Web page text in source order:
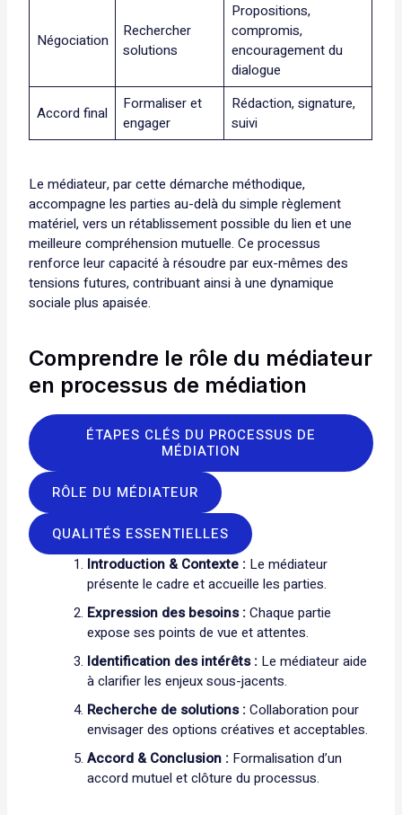
Négociation
Rechercher
solutions
Propositions,
compromis,
encouragement du
dialogue
Accord final
Formaliser et
engager
Rédaction, signature,
suivi
Le médiateur, par cette démarche méthodique,
accompagne les parties au-delà du simple règlement
matériel, vers un rétablissement possible du lien et une
meilleure compréhension mutuelle. Ce processus
renforce leur capacité à résoudre par eux-mêmes des
tensions futures, contribuant ainsi à une dynamique
sociale plus apaisée.
Comprendre le rôle du médiateur
en processus de médiation
ÉTAPES CLÉS DU PROCESSUS DE
MÉDIATION
RÔLE DU MÉDIATEUR
QUALITÉS ESSENTIELLES
Introduction & Contexte : Le médiateur
présente le cadre et accueille les parties.
Expression des besoins :Chaque partie
expose ses points de vue et attentes.
Identification des intérêts : Le médiateur aide
à clarifier les enjeux sous-jacents.
Recherche de solutions :Collaboration pour
envisager des options créatives et acceptables.
Accord & Conclusion : Formalisation d’un
accord mutuel et clôture du processus.